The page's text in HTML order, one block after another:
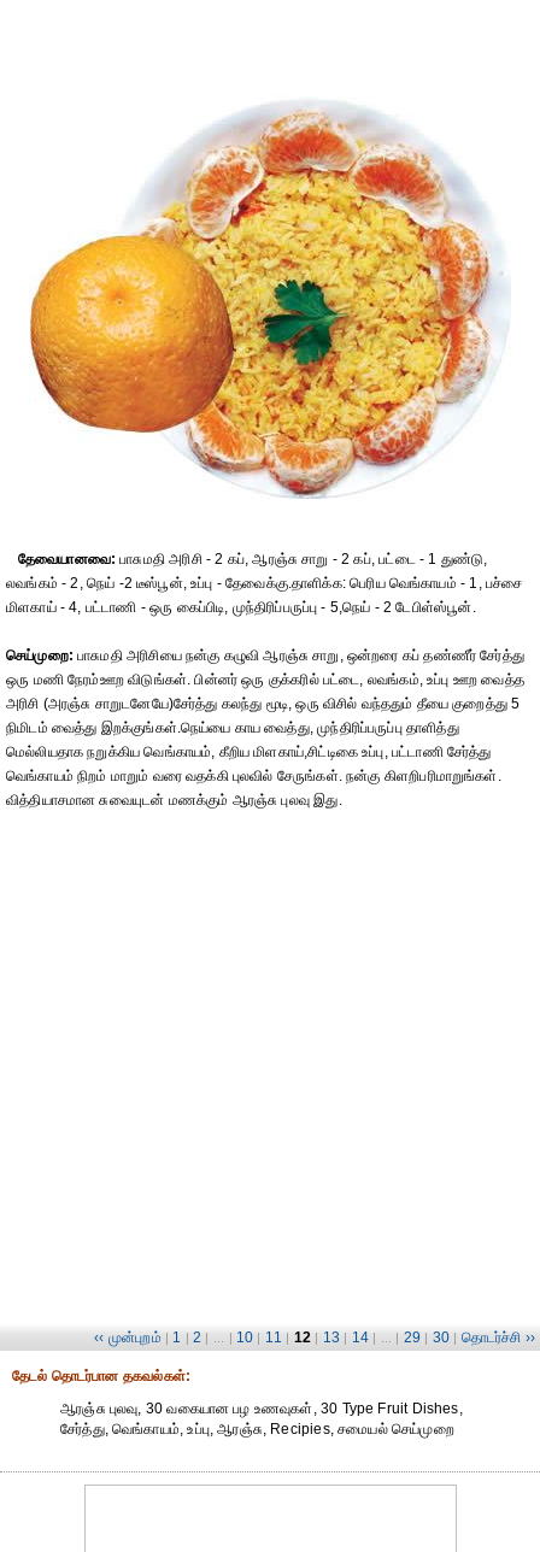
தேவையானவை: பாசுமதி அரிசி - 2 கப், ஆரஞ்சு சாறு - 2 கப், பட்டை - 1 துண்டு,
லவங்கம் - 2, நெய் -2 டீஸ்பூன், உப்பு - தேவைக்கு.தாளிக்க: பெரிய வெங்காயம் - 1, பச்சை
மிளகாய் - 4, பட்டாணி - ஒரு கைப்பிடி, முந்திரிப்பருப்பு - 5,நெய் - 2 டேபிள்ஸ்பூன்.
செய்முறை: பாசுமதி அரிசியை நன்கு கழுவி ஆரஞ்சு சாறு, ஒன்றரை கப் தண்ணீர் சேர்த்து
ஒரு மணி நேரம்ஊற விடுங்கள். பின்னர் ஒரு குக்கரில் பட்டை, லவங்கம், உப்பு ஊற வைத்த
அரிசி (அரஞ்சு சாறுடனேயே)சேர்த்து கலந்து மூடி, ஒரு விசில் வந்ததும் தீயை குறைத்து 5
நிமிடம் வைத்து இறக்குங்கள்.நெய்யை காய வைத்து, முந்திரிப்பருப்பு தாளித்து
மெல்லியதாக நறுக்கிய வெங்காயம், கீறிய மிளகாய்,சிட்டிகை உப்பு, பட்டாணி சேர்த்து
வெங்காயம் நிறம் மாறும் வரை வதக்கி புலவில் சேருங்கள். நன்கு கிளறிபரிமாறுங்கள்.
வித்தியாசமான சுவையுடன் மணக்கும் ஆரஞ்சு புலவு இது.
‹‹ முன்புறம் | 1 | 2 | ... | 10 | 11 | 12 | 13 | 14 | ... | 29 | 30 | தொடர்ச்சி ››
தேட‌ல் தொட‌ர்பான தகவ‌ல்க‌ள்:
ஆரஞ்சு புலவு, 30 வகையான பழ உணவுகள், 30 Type Fruit Dishes,
சேர்த்து, வெங்காயம், உப்பு, ஆரஞ்சு, Recipies, சமையல் செய்முறை